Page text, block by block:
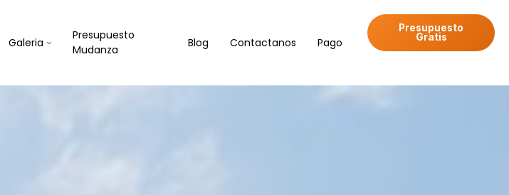
Galeria
Presupuesto
Mudanza
Blog Contactanos Pago
Presupuesto
Gratis